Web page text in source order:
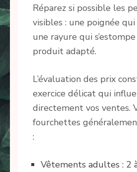
Réparez si possible les
visibles : une poignée qui
une rayure qui
produit adapté.
L’évaluation des prix
exercice délicat qui
directement vos ventes.
fourchettes
:
Vêtements adultes : 2